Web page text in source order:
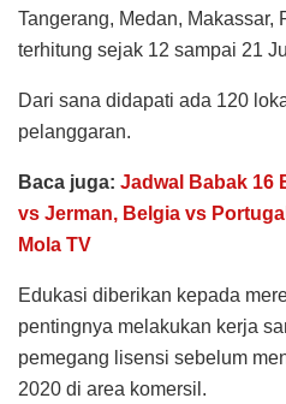
Tangerang, Medan, Makassar,
terhitung sejak 12 sampai 21
Dari sana didapati ada 120
pelanggaran.
Baca juga: Jadwal Babak 16
vs Jerman, Belgia vs
Mola TV
Edukasi diberikan kepada
pentingnya melakukan kerja
pemegang lisensi sebelum
2020 di area komersil.